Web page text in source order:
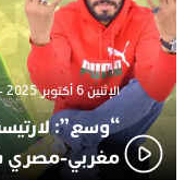
الإثنين 6 أكتوبر 2025 - 17:31
“وسع”:
مغربي-مصري